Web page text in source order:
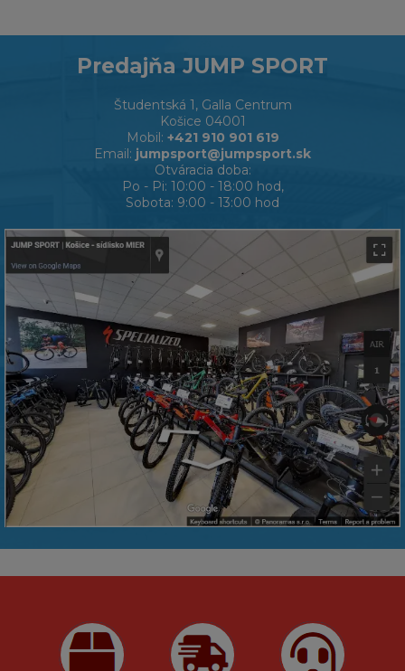
Predajňa JUMP SPORT
Študentská 1, Galla Centrum
Košice 04001
Mobil: +421 910 901 619
Email: jumpsport@jumpsport.sk
Otváracia doba:
Po - Pi: 10:00 - 18:00 hod,
Sobota: 9:00 - 13:00 hod